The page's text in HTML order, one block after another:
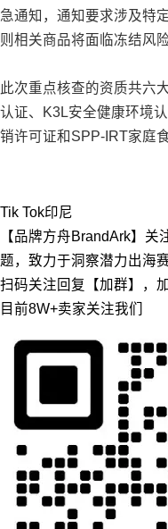
急通知，通知要求涉及特
则相关商品将面临冻结风险
此次重点核查的资质共六
认证、K3L安全健康环境
销许可证和SPP-IRT家庭
Tik Tok印尼
【品牌方舟BrandArk】
题，致力于洞察潜力出海赛
扫码关注回复【加群】，
目前8W+卖家关注我们